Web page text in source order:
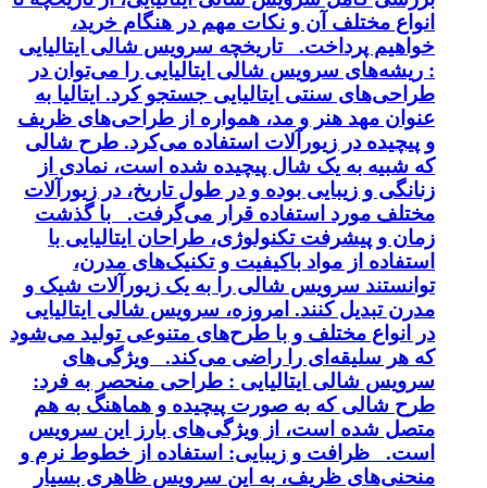
انواع مختلف آن و نکات مهم در هنگام خرید،
خواهیم پرداخت. تاریخچه سرویس شالی ایتالیایی
: ریشه‌های سرویس شالی ایتالیایی را می‌توان در
طراحی‌های سنتی ایتالیایی جستجو کرد. ایتالیا به
عنوان مهد هنر و مد، همواره از طراحی‌های ظریف
و پیچیده در زیورآلات استفاده می‌کرد. طرح شالی
که شبیه به یک شال پیچیده شده است، نمادی از
زنانگی و زیبایی بوده و در طول تاریخ، در زیورآلات
مختلف مورد استفاده قرار می‌گرفت. با گذشت
زمان و پیشرفت تکنولوژی، طراحان ایتالیایی با
استفاده از مواد باکیفیت و تکنیک‌های مدرن،
توانستند سرویس شالی را به یک زیورآلات شیک و
مدرن تبدیل کنند. امروزه، سرویس شالی ایتالیایی
در انواع مختلف و با طرح‌های متنوعی تولید می‌شود
که هر سلیقه‌ای را راضی می‌کند. ویژگی‌های
سرویس شالی ایتالیایی : طراحی منحصر به فرد:
طرح شالی که به صورت پیچیده و هماهنگ به هم
متصل شده است، از ویژگی‌های بارز این سرویس
است. ظرافت و زیبایی: استفاده از خطوط نرم و
منحنی‌های ظریف، به این سرویس ظاهری بسیار